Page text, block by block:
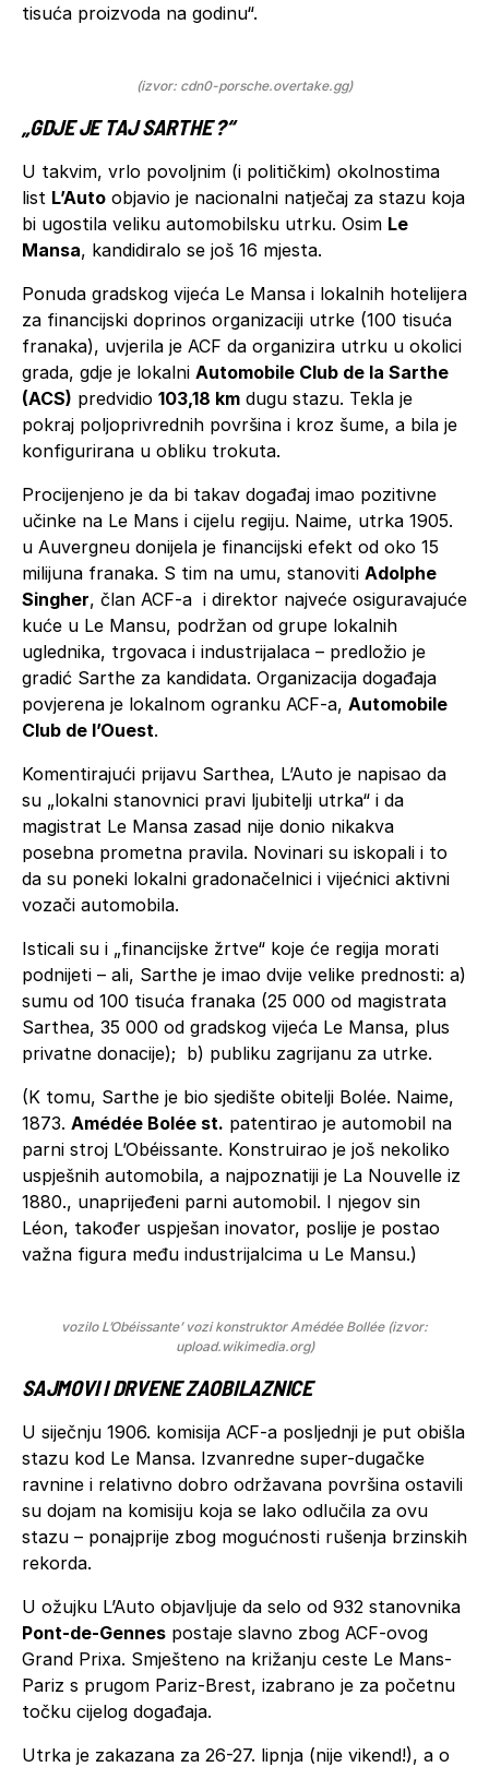
tisuća proizvoda na godinu“.
(izvor: cdn0-porsche.overtake.gg)
„GDJE JE TAJ SARTHE ?“
U takvim, vrlo povoljnim (i političkim) okolnostima
list L’Auto objavio je nacionalni natječaj za stazu koja
bi ugostila veliku automobilsku utrku. Osim Le
Mansa, kandidiralo se još 16 mjesta.
Ponuda gradskog vijeća Le Mansa i lokalnih hotelijera
za financijski doprinos organizaciji utrke (100 tisuća
franaka), uvjerila je ACF da organizira utrku u okolici
grada, gdje je lokalni Automobile Club de la Sarthe
(ACS) predvidio 103,18 km dugu stazu. Tekla je
pokraj poljoprivrednih površina i kroz šume, a bila je
konfigurirana u obliku trokuta.
Procijenjeno je da bi takav događaj imao pozitivne
učinke na Le Mans i cijelu regiju. Naime, utrka 1905.
u Auvergneu donijela je financijski efekt od oko 15
milijuna franaka. S tim na umu, stanoviti Adolphe
Singher, član ACF-a i direktor najveće osiguravajuće
kuće u Le Mansu, podržan od grupe lokalnih
uglednika, trgovaca i industrijalaca – predložio je
gradić Sarthe za kandidata. Organizacija događaja
povjerena je lokalnom ogranku ACF-a, Automobile
Club de l’Ouest.
Komentirajući prijavu Sarthea, L’Auto je napisao da
su „lokalni stanovnici pravi ljubitelji utrka“ i da
magistrat Le Mansa zasad nije donio nikakva
posebna prometna pravila. Novinari su iskopali i to
da su poneki lokalni gradonačelnici i vijećnici aktivni
vozači automobila.
Isticali su i „financijske žrtve“ koje će regija morati
podnijeti – ali, Sarthe je imao dvije velike prednosti: a)
sumu od 100 tisuća franaka (25 000 od magistrata
Sarthea, 35 000 od gradskog vijeća Le Mansa, plus
privatne donacije); b) publiku zagrijanu za utrke.
(K tomu, Sarthe je bio sjedište obitelji Bolée. Naime,
1873. Amédée Bolée st. patentirao je automobil na
parni stroj L’Obéissante. Konstruirao je još nekoliko
uspješnih automobila, a najpoznatiji je La Nouvelle iz
1880., unaprijeđeni parni automobil. I njegov sin
Léon, također uspješan inovator, poslije je postao
važna figura među industrijalcima u Le Mansu.)
vozilo L’Obéissante’ vozi konstruktor Amédée Bollée (izvor:
upload.wikimedia.org)
SAJMOVI I DRVENE ZAOBILAZNICE
U siječnju 1906. komisija ACF-a posljednji je put obišla
stazu kod Le Mansa. Izvanredne super-dugačke
ravnine i relativno dobro održavana površina ostavili
su dojam na komisiju koja se lako odlučila za ovu
stazu – ponajprije zbog mogućnosti rušenja brzinskih
rekorda.
U ožujku L’Auto objavljuje da selo od 932 stanovnika
Pont-de-Gennes postaje slavno zbog ACF-ovog
Grand Prixa. Smješteno na križanju ceste Le Mans-
Pariz s prugom Pariz-Brest, izabrano je za početnu
točku cijelog događaja.
Utrka je zakazana za 26-27. lipnja (nije vikend!), a o